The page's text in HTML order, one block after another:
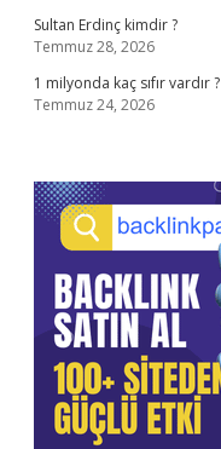
Sultan Erdinç kimdir ?
Temmuz 28, 2026
1 milyonda kaç sıfır vardır ?
Temmuz 24, 2026